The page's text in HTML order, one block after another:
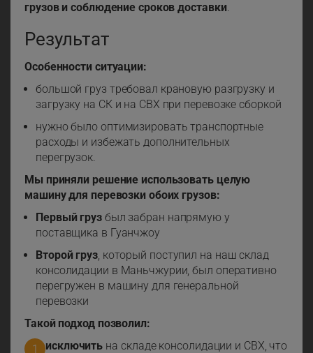
грузов и соблюдение сроков доставки.
Результат
Особенности ситуации:
большой груз требовал крановую разгрузку и
загрузку на СК и на СВХ при перевозке сборкой
нужно было оптимизировать транспортные
расходы и избежать дополнительных
перегрузок.
Мы приняли решение использовать целую
машину для перевозки обоих грузов:
Первый грузбыл забран напрямую у
поставщика в Гуанчжоу
Второй груз, который поступил на наш склад
консолидации в Маньчжурии, был оперативно
перегружен в машину для генеральной
перевозки
Такой подход позволил:
исключить на складе консолидации и СВХ, что